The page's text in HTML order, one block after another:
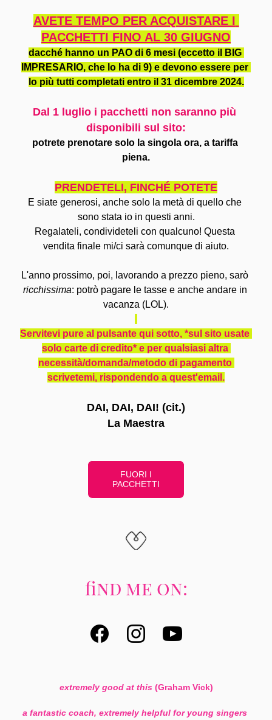
AVETE TEMPO PER ACQUISTARE I
PACCHETTI FINO AL 30 GIUGNO
dacché hanno un PAO di 6 mesi (eccetto il BIG
IMPRESARIO, che lo ha di 9) e devono essere per
lo più tutti completati entro il 31 dicembre 2024.
Dal 1 luglio i pacchetti non saranno più
disponibili sul sito:
potrete prenotare solo la singola ora, a tariffa
piena.
PRENDETELI, FINCHÉ POTETE
E siate generosi, anche solo la metà di quello che
sono stata io in questi anni.
Regalateli, condivideteli con qualcuno! Questa
vendita finale mi/ci sarà comunque di aiuto.
ricchissima: potrò pagare le tasse e anche andare in
vacanza (LOL).
Servitevi pure al pulsante qui sotto, *sul sito usate
solo carte di credito* e per qualsiasi altra
necessità/domanda/metodo di pagamento
scrivetemi, rispondendo a quest'email.
DAI, DAI, DAI! (cit.)
La Maestra
FUORI I
PACCHETTI
find me on:
extremely good at this (Graham Vick)
a fantastic coach, extremely helpful for young singers